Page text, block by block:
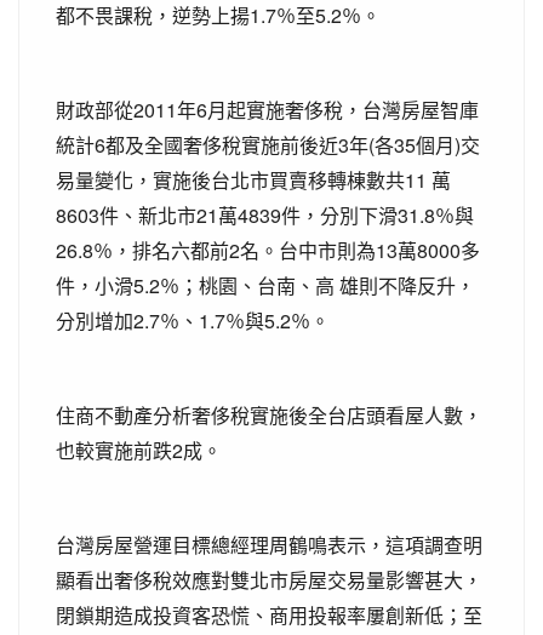
都不畏課稅，逆勢上揚1.7％至5.2％。
財政部從2011年6月起實施奢侈稅，台灣房屋智庫
統計6都及全國奢侈稅實施前後近3年(各35個月)交
易量變化，實施後台北市買賣移轉棟數共11 萬
8603件、新北市21萬4839件，分別下滑31.8％與
26.8％，排名六都前2名。台中市則為13萬8000多
件，小滑5.2％；桃園、台南、高 雄則不降反升，
分別增加2.7％、1.7％與5.2％。
住商不動產分析奢侈稅實施後全台店頭看屋人數，
也較實施前跌2成。
台灣房屋營運目標總經理周鶴鳴表示，這項調查明
顯看出奢侈稅效應對雙北市房屋交易量影響甚大，
閉鎖期造成投資客恐慌、商用投報率屢創新低；至